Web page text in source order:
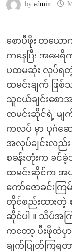
by admin
စောပီဖိုး တယေ
ကနေပြီး အမေရိ
ပထမဆုံး လုပ်ရ
ထမင်းချက် ဖ
သူငယ်ချင်းစေ
ထမင်းဆိုင်ရဲ့ မျ
ကလပ် မှာ ပုဂံ
အလုပ်ချင်းလည်
စခန်းတုံးက ခ
ထမင်းဆိုင်က အပျံ
ကော်ဇောခင်းက
တိုင်စည်းထားတဲ့ စ
ဆိုင်ပါ ။ သိပ်အက
ကတော့ မီးဖိုထဲမှ
ချက်ပြုတ်ကြရတာ